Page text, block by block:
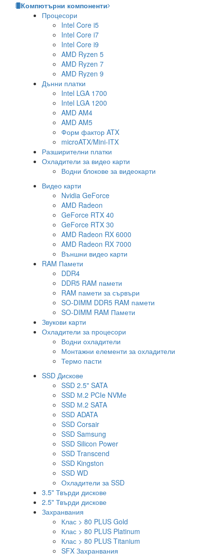
Компютърни компоненти
Процесори
Intel Core i5
Intel Core i7
Intel Core i9
AMD Ryzen 5
AMD Ryzen 7
AMD Ryzen 9
Дънни платки
Intel LGA 1700
Intel LGA 1200
AMD AM4
AMD AM5
Форм фактор ATX
microATX/Mini-ITX
Разширителни платки
Охладители за видео карти
Водни блокове за видеокарти
Видео карти
Nvidia GeForce
AMD Radeon
GeForce RTX 40
GeForce RTX 30
AMD Radeon RX 6000
AMD Radeon RX 7000
Външни видео карти
RAM Памети
DDR4
DDR5 RAM памети
RAM памети за сървъри
SO-DIMM DDR5 RAM памети
SO-DIMM RAM Памети
Звукови карти
Охладители за процесори
Водни охладители
Монтажни елементи за охладители
Термо пасти
SSD Дискове
SSD 2.5" SATA
SSD М.2 PCIe NVMe
SSD М.2 SATA
SSD ADATA
SSD Corsair
SSD Samsung
SSD Silicon Power
SSD Transcend
SSD Kingston
SSD WD
Охладители за SSD
3.5" Твърди дискове
2.5" Твърди дискове
Захранвания
Клас > 80 PLUS Gold
Клас > 80 PLUS Platinum
Клас > 80 PLUS Titanium
SFX Захранвания